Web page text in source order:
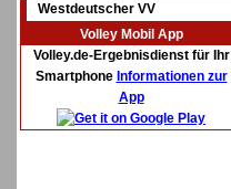
Westdeutscher VV
Volley Mobil App
Volley.de-Ergebnisdienst für Ihr
Smartphone Informationen zur
App